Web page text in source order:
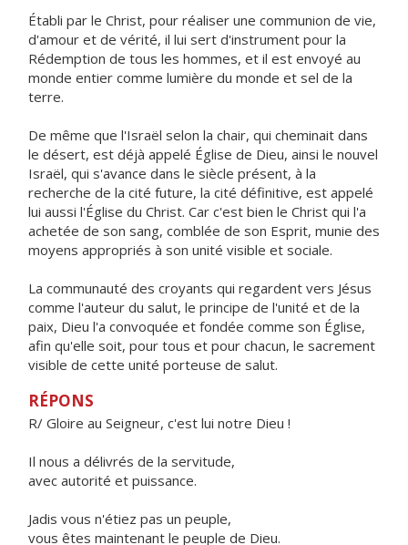
Établi par le Christ, pour réaliser une communion de vie,
d'amour et de vérité, il lui sert d'instrument pour la
Rédemption de tous les hommes, et il est envoyé au
monde entier comme lumière du monde et sel de la
terre.
De même que l'Israël selon la chair, qui cheminait dans
le désert, est déjà appelé Église de Dieu, ainsi le nouvel
Israël, qui s'avance dans le siècle présent, à la
recherche de la cité future, la cité définitive, est appelé
lui aussi l'Église du Christ. Car c'est bien le Christ qui l'a
achetée de son sang, comblée de son Esprit, munie des
moyens appropriés à son unité visible et sociale.
La communauté des croyants qui regardent vers Jésus
comme l'auteur du salut, le principe de l'unité et de la
paix, Dieu l'a convoquée et fondée comme son Église,
afin qu'elle soit, pour tous et pour chacun, le sacrement
visible de cette unité porteuse de salut.
RÉPONS
R/ Gloire au Seigneur, c'est lui notre Dieu !
Il nous a délivrés de la servitude,
avec autorité et puissance.
Jadis vous n'étiez pas un peuple,
vous êtes maintenant le peuple de Dieu.